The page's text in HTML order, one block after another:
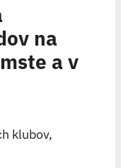
na
a v
klubov,